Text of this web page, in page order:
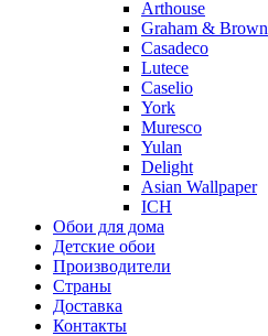
Arthouse
Graham & Brown
Casadeco
Lutece
Caselio
York
Muresco
Yulan
Delight
Asian Wallpaper
ICH
Обои для дома
Детские обои
Производители
Страны
Доставка
Контакты